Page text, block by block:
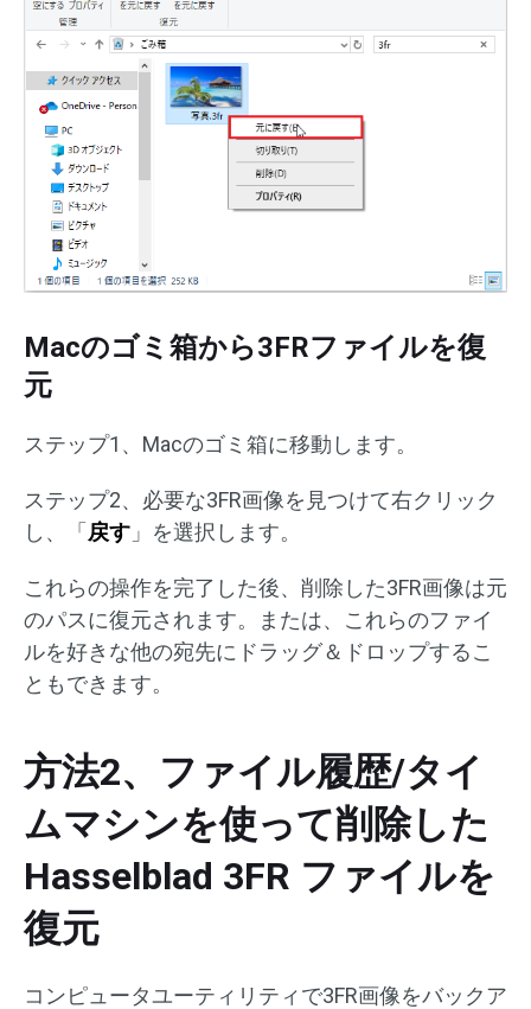
Macのゴミ箱から3FRファイルを復
元
ステップ1、Macのゴミ箱に移動します。
ステップ2、必要な3FR画像を見つけて右クリック
し、「戻す 」を選択します。
これらの操作を完了した後、削除した3FR画像は元
のパスに復元されます。または、これらのファイ
ルを好きな他の宛先にドラッグ＆ドロップするこ
ともできます。
方法2、ファイル履歴/タイ
ムマシンを使って削除した
Hasselblad 3FR ファイルを
復元
コンピュータユーティリティで3FR画像をバックア